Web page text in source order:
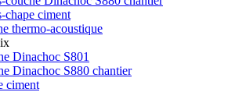
chape ciment
thermo-acoustique
Dinachoc S801
Dinachoc S880 chantier
ciment